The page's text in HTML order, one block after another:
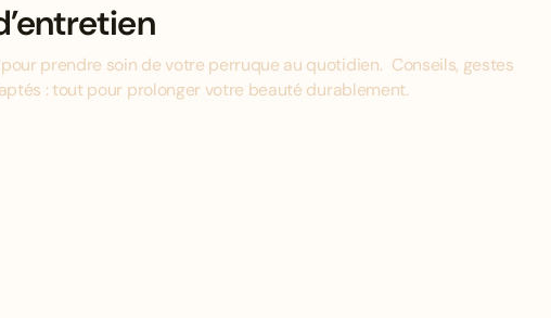
prendre soin de votre perruque au quotidien. Conseils, gestes
: tout pour prolonger votre beauté durablement.